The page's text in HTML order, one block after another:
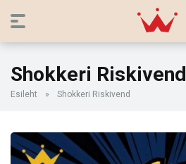
Shokkeri Riskivend
Esileht » Shokkeri Riskivend